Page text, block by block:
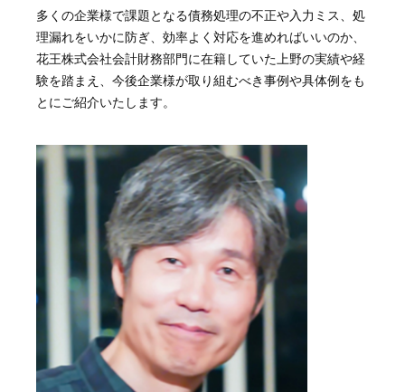
多くの企業様で課題となる債務処理の不正や入力ミス、処
理漏れをいかに防ぎ、効率よく対応を進めればいいのか、
花王株式会社会計財務部門に在籍していた上野の実績や経
験を踏まえ、今後企業様が取り組むべき事例や具体例をも
とにご紹介いたします。